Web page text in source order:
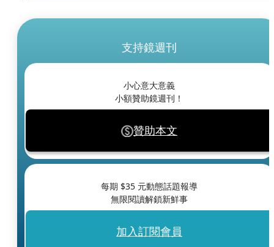
支持鏡週刊
小心意大意義
小額贊助鏡週刊！
贊助本文
每期 $35 元動態話題報導
無限閱讀解鎖新鮮事
加入訂閱會員